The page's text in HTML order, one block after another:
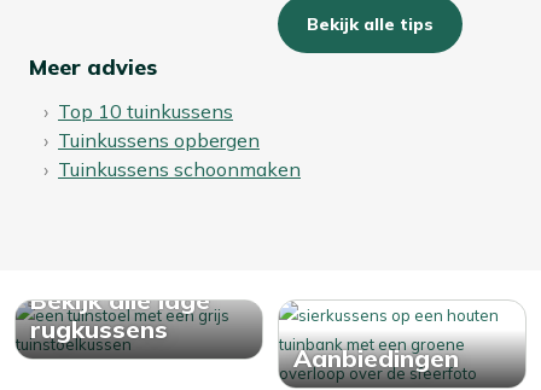
Bekijk alle tips
Meer advies
Top 10 tuinkussens
Tuinkussens opbergen
Tuinkussens schoonmaken
Bekijk alle lage
rugkussens
Aanbiedingen